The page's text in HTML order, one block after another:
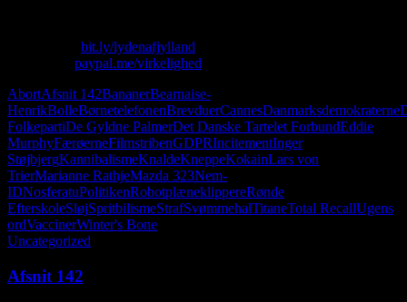
bit.ly/lydenafjylland
paypal.me/virkelighed
AbortAfsnit 142BananerBearnaise-
HenrikBolleBørnetelefonenBrevduerCannesDanmarksdemokraterne
FolkepartiDe Gyldne PalmerDet Danske Tartelet ForbundEddie
MurphyFærøerneFilmstribenGDPRIncitementInger
StøjbjergKannibalismeKnaldeKneppeKokainLars von
TrierMarianne RathjeMazda 323Nem-
IDNosferatuPolitikenRobotplæneklippereRønde
EfterskoleSløjSpritbilismeStrafSvømmehalTitaneTotal RecallUgens
ordVaccinerWinter's Bone
Uncategorized
Afsnit 142